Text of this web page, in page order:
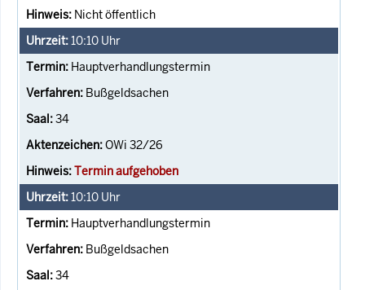
Nicht öffentlich
10:10 Uhr
Hauptverhandlungstermin
Bußgeldsachen
34
OWi 32/26
Termin aufgehoben
10:10 Uhr
Hauptverhandlungstermin
Bußgeldsachen
34